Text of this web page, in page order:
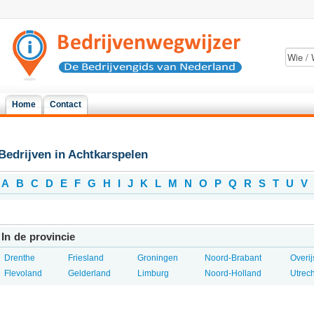
Home Contact
in Achtkarspelen
A B C D E F G H I J K L M N O P Q R S T U V
In de provincie
Drenthe
Flevoland
Friesland
Gelderland
Groningen
Limburg
Noord-Brabant
Noord-Holland